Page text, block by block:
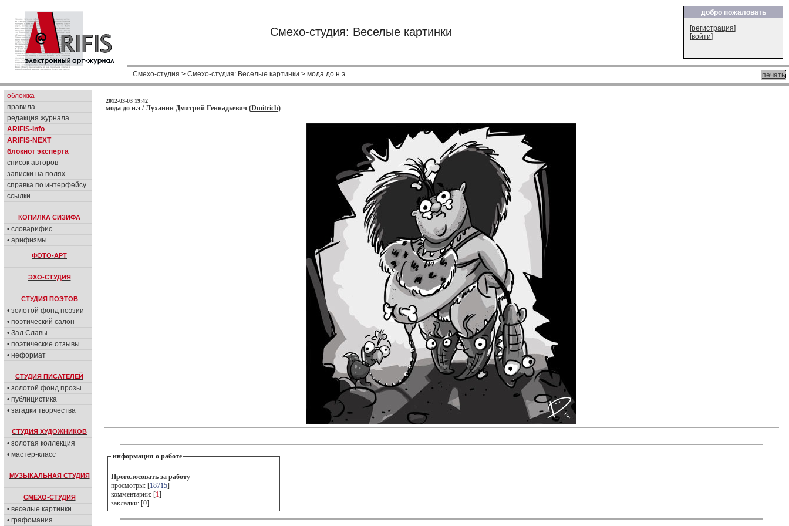
Смехо-студия: Веселые картинки
добро пожаловать
[регистрация]
[войти]
печать
Смехо-студия > Смехо-студия: Веселые картинки > мода до н.э
обложка
правила
редакция журнала
ARIFIS-info
ARIFIS-NEXT
блокнот эксперта
список авторов
записки на полях
справка по интерфейсу
ссылки
КОПИЛКА СИЗИФА
• словарифис
• арифизмы
ФОТО-АРТ
ЭХО-СТУДИЯ
СТУДИЯ ПОЭТОВ
• золотой фонд поэзии
• поэтический салон
• Зал Славы
• поэтические отзывы
• неформат
СТУДИЯ ПИСАТЕЛЕЙ
• золотой фонд прозы
• публицистика
• загадки творчества
СТУДИЯ ХУДОЖНИКОВ
• золотая коллекция
• мастер-класс
МУЗЫКАЛЬНАЯ СТУДИЯ
СМЕХО-СТУДИЯ
• веселые картинки
• графомания
2012-03-03 19:42
мода до н.э / Луханин Дмитрий Геннадьевич (Dmitrich)
информация о работе
Проголосовать за работу
просмотры: [18715]
комментарии: [1]
закладки: [0]